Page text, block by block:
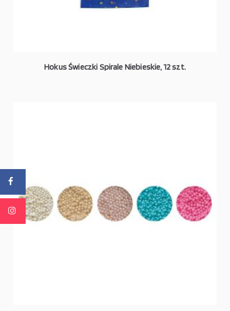
Hokus Świeczki Spirale Niebieskie, 12 szt.